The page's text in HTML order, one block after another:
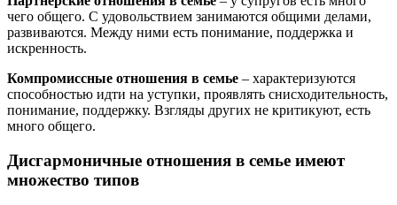
чего общего. С удовольствием занимаются общими делами,
развиваются. Между ними есть понимание, поддержка и
искренность.
Компромиссные отношения в семье – характеризуются
способностью идти на уступки, проявлять снисходительность,
понимание, поддержку. Взгляды других не критикуют, есть
много общего.
Дисгармоничные отношения в семье имеют
множество типов